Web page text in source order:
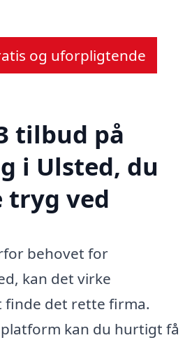
og uforpligtende
tilbud på
i Ulsted, du
ved
behovet for
kan det virke
finde det rette firma.
kan du hurtigt få